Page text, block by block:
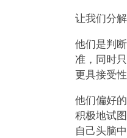
让我们分解
他们是判
准，同时
更具接受性
他们偏好
积极地试
自己头脑